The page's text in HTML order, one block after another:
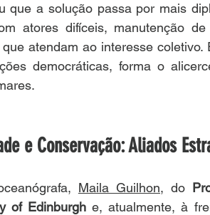
que a solução passa por mais
atores difíceis, manutenção
atendam ao interesse
democráticas, forma o
e Conservação: Aliados
Maila Guilhon, do
of Edinburgh e, atualmente, à